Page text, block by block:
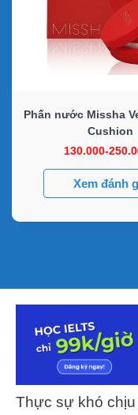
Phấn nước Missha
Cushion
130.000-
Xem đánh
Thực sự khó